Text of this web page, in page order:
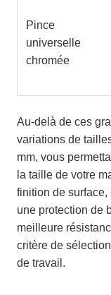
Pince
universelle
chromée
Au-delà de ces
variations de
mm, vous
la taille de votre
finition de
une protection de
meilleure
critère de
de travail.